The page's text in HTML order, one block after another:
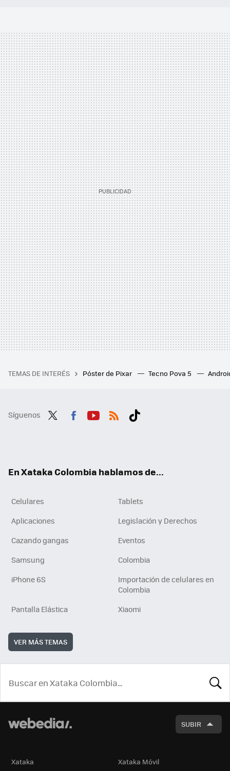
TEMAS DE INTERÉS Póster de Pixar Tecno Pova 5
Síguenos
En Xataka Colombia hablamos de...
Celulares
Tablets
Aplicaciones
Legislación y Derechos
Cazando gangas
Eventos
Samsung
Colombia
iPhone 6S
Importación de celulares en
Colombia
Pantalla Elástica
Xiaomi
VER MÁS TEMAS
SUBIR
Xataka Xataka Móvil